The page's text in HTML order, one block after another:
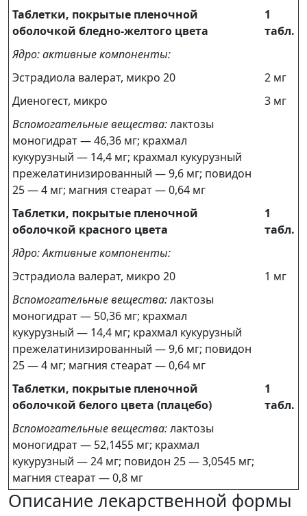
Таблетки, покрытые пленочной
оболочкой бледно-желтого цвета
1
табл.
Ядро: активные компоненты:
Эстрадиола валерат, микро 20
2 мг
Диеногест, микро
3 мг
Вспомогательные вещества:лактозы
моногидрат — 46,36 мг; крахмал
кукурузный — 14,4 мг; крахмал кукурузный
прежелатинизированный — 9,6 мг; повидон
25 — 4 мг; магния стеарат — 0,64 мг
Таблетки, покрытые пленочной
оболочкой красного цвета
1
табл.
Ядро: Активные компоненты:
Эстрадиола валерат, микро 20
1 мг
Вспомогательные вещества:лактозы
моногидрат — 50,36 мг; крахмал
кукурузный — 14,4 мг; крахмал кукурузный
прежелатинизированный — 9,6 мг; повидон
25 — 4 мг; магния стеарат — 0,64 мг
Таблетки, покрытые пленочной
оболочкой белого цвета (плацебо)
1
табл.
Вспомогательные вещества:лактозы
моногидрат — 52,1455 мг; крахмал
кукурузный — 24 мг; повидон 25 — 3,0545 мг;
магния стеарат — 0,8 мг
Описание лекарственной формы